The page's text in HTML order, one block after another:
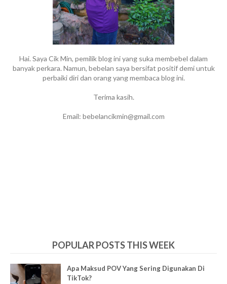
Hai. Saya Cik Min, pemilik blog ini yang suka membebel dalam
banyak perkara. Namun, bebelan saya bersifat positif demi untuk
perbaiki diri dan orang yang membaca blog ini.
Terima kasih.
Email: bebelancikmin@gmail.com
POPULAR POSTS THIS WEEK
Apa Maksud POV Yang Sering Digunakan Di
TikTok?